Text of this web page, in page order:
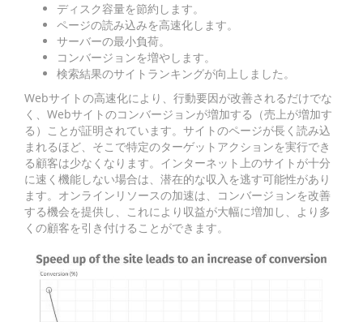
ディスク容量を節約します。
ページの読み込みを高速化します。
サーバーの最小負荷。
コンバージョンを増やします。
検索結果のサイトランキングが向上しました。
Webサイトの高速化により、行動要因が改善されるだけでな
く、Webサイトのコンバージョンが増加する（売上が増加す
る）ことが証明されています。サイトのページが長く読み込
まれるほど、そこで特定のターゲットアクションを実行でき
る顧客は少なくなります。インターネット上のサイトが十分
に速く機能しない場合は、潜在的な収入を逃す可能性があり
ます。オンラインリソースの加速は、コンバージョンを改善
する機会を提供し、これにより収益が大幅に増加し、より多
くの顧客を引き付けることができます。